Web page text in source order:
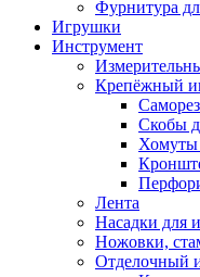
Фурнитура
Игрушки
Инструмент
Крепёжный
Скобы
Хомуты
Лента
Насадки для
Ножовки,
Отделочный